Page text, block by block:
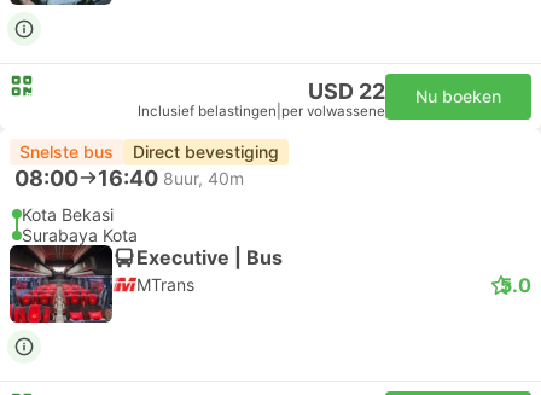
USD 22
Inclusief belastingen per volwassene
Nu boeken
Snelste bus Direct bevestiging
08:00 16:40 8uur, 40m
Kota Bekasi
Surabaya Kota
Executive | Bus
MTrans 5.0